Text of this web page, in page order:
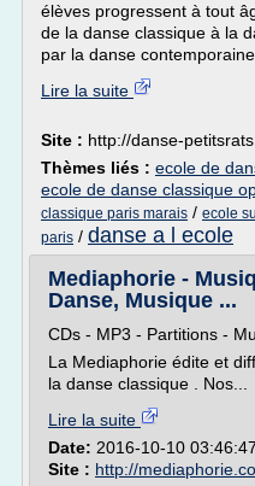
élèves progressent à tout
de la danse classique à la
par la danse
Lire la suite
Site : http://danse-
Thèmes liés : ecole de
ecole de danse classique
classique paris marais / ecole
paris / danse a l ecole
Mediaphorie -
Danse, Musique ...
CDs - MP3 - Partitions -
La Mediaphorie édite et
la danse classique . Nos...
Lire la suite
Date: 2016-10-10 03:46:47
Site : http://